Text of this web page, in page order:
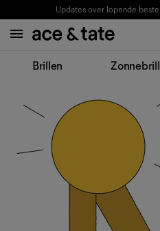
Updates over lopende
Brillen